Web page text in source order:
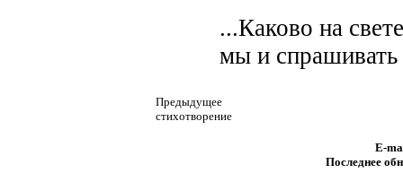
...Каково на
мы и спрашивать
Предыдущее
стихотворение
E-
Последнее